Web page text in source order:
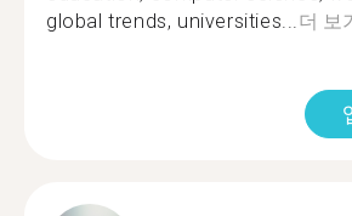
global trends, universities...더 보